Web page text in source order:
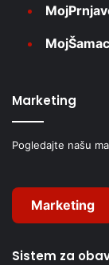
Marketing
Pogledajte našu
Marketing
Sistem za